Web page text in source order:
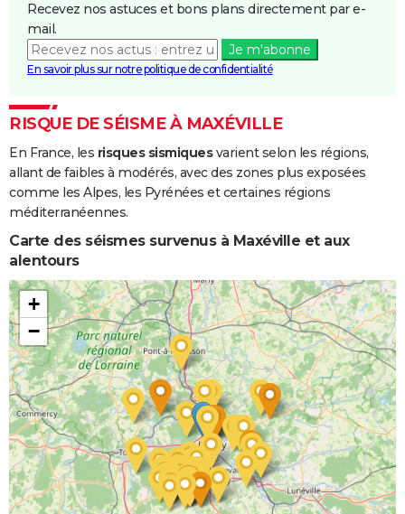
Inondations
et/ou
Boue
08/12/1982 31/12/1982 24 j
Recevez nos astuces et bons plans directement par e-
mail.
Je m'abonne
En savoir plus sur notre politique de confidentialité
RISQUE DE SÉISME À MAXÉVILLE
En France, les risques sismiquesvarient selon les régions,
allant de faibles à modérés, avec des zones plus exposées
comme les Alpes, les Pyrénées et certaines régions
méditerranéennes.
Carte des séismes survenus à Maxéville et aux
alentours
+
−